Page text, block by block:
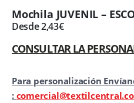
Mochila JUVENIL –
Desde2,43€
CONSULTAR LA
Para personalización
: